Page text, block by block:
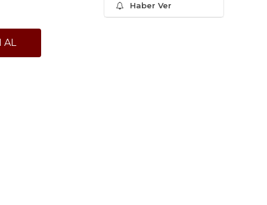
Haber Ver